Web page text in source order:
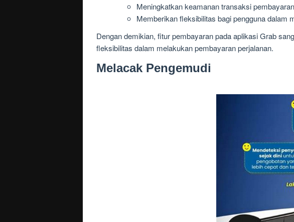
Meningkatkan keamanan transaksi pembayaran
Memberikan fleksibilitas bagi pengguna dalam
Dengan demikian, fitur pembayaran pada aplikasi Grab
fleksibilitas dalam melakukan pembayaran perjalanan.
Melacak Pengemudi